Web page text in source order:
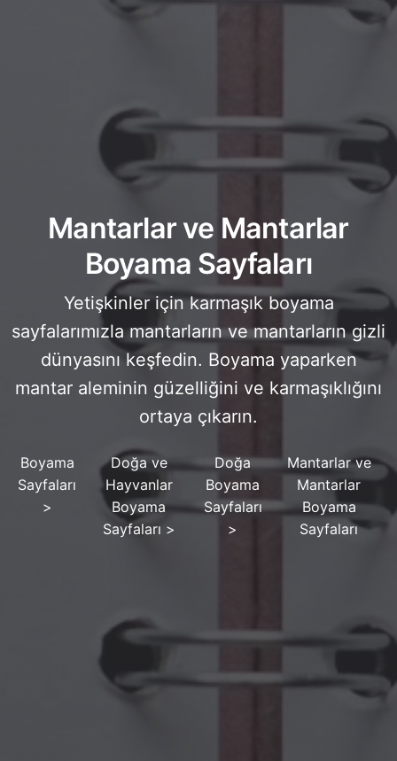
Mantarlar ve Mantarlar
Boyama Sayfaları
Yetişkinler için karmaşık boyama
sayfalarımızla mantarların ve mantarların gizli
dünyasını keşfedin. Boyama yaparken
mantar aleminin güzelliğini ve karmaşıklığını
ortaya çıkarın.
Boyama
Sayfaları
>
Doğa ve
Hayvanlar
Boyama
Sayfaları >
Doğa
Boyama
Sayfaları
>
Mantarlar ve
Mantarlar
Boyama
Sayfaları